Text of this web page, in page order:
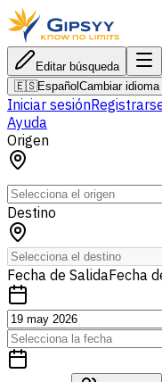
Editar búsqueda
🇪🇸Español Cambiar idioma
Iniciar sesión
Ayuda
Origen
Destino
Fecha de SalidaFecha